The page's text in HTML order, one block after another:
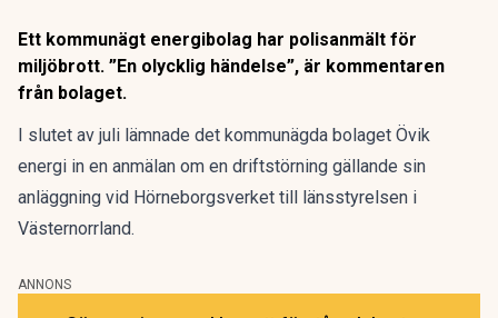
Ett kommunägt energibolag har polisanmält för
miljöbrott. ”En olycklig händelse”, är kommentaren
från bolaget.
I slutet av juli lämnade det kommunägda bolaget Övik
energi in en anmälan om en driftstörning gällande sin
anläggning vid Hörneborgsverket till länsstyrelsen i
Västernorrland.
ANNONS